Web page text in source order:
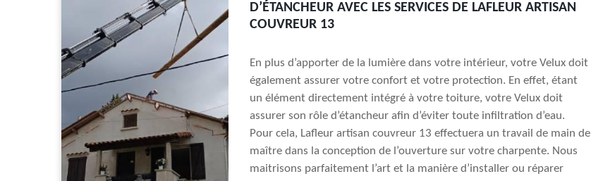
D’ÉTANCHEUR AVEC LES SERVICES DE LAFLEUR ARTISAN
COUVREUR 13
En plus d’apporter de la lumière dans votre intérieur, votre Velux doit
également assurer votre confort et votre protection. En effet, étant
un élément directement intégré à votre toiture, votre Velux doit
assurer son rôle d’étancheur afin d’éviter toute infiltration d’eau.
Pour cela, Lafleur artisan couvreur 13 effectuera un travail de main de
maître dans la conception de l’ouverture sur votre charpente. Nous
maitrisons parfaitement l’art et la manière d’installer ou réparer